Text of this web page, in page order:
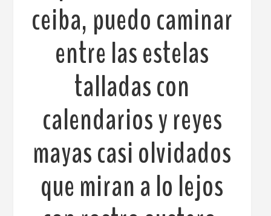
ceiba, puedo caminar
entre las estelas
talladas con
calendarios y reyes
mayas casi olvidados
que miran a lo lejos